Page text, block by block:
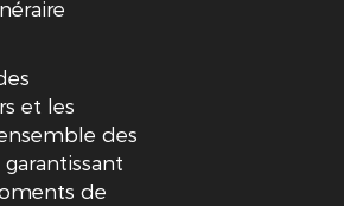
et les
des
de